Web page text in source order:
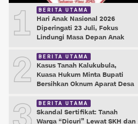
1 BERITA UTAMA
Hari Anak Nasional 2026
Diperingati 23 Juli, Fokus
Lindungi Masa Depan Anak
2 BERITA UTAMA
Kasus Tanah Kalukubula,
Kuasa Hukum Minta Bupati
Bersihkan Oknum Aparat Desa
BERITA UTAMA
Skandal Sertifikat: Tanah
Warga “Dicuri” Lewat SKH dan